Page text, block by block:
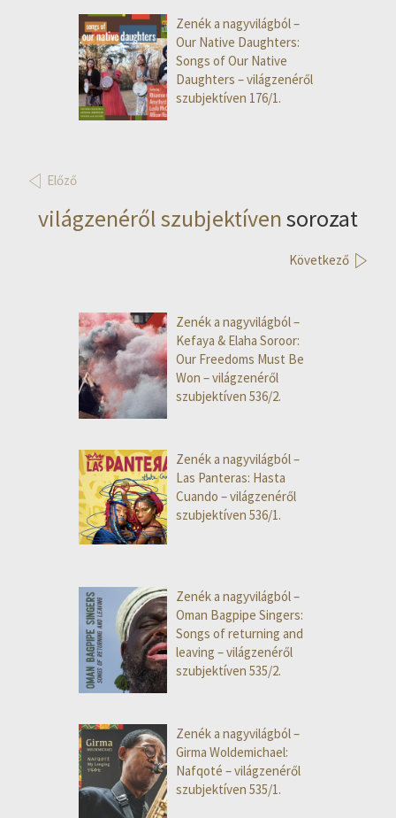
Zenék a nagyvilágból –
Our Native Daughters:
Songs of Our Native
Daughters – világzenéről
szubjektíven 176/1.
Előző
világzenéről szubjektívensorozat
Következő
Zenék a nagyvilágból –
Kefaya & Elaha Soroor:
Our Freedoms Must Be
Won – világzenéről
szubjektíven 536/2.
Zenék a nagyvilágból –
Las Panteras: Hasta
Cuando – világzenéről
szubjektíven 536/1.
Zenék a nagyvilágból –
Oman Bagpipe Singers:
Songs of returning and
leaving – világzenéről
szubjektíven 535/2.
Zenék a nagyvilágból –
Girma Woldemichael:
Nafqoté – világzenéről
szubjektíven 535/1.